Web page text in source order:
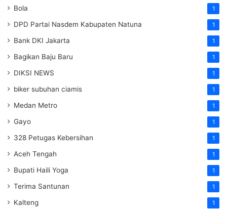
Bola 1
DPD Partai Nasdem Kabupaten Natuna 1
Bank DKI Jakarta 1
Bagikan Baju Baru 1
DIKSI NEWS 1
biker subuhan ciamis 1
Medan Metro 1
Gayo 1
328 Petugas Kebersihan 1
Aceh Tengah 1
Bupati Haili Yoga 1
Terima Santunan 1
Kalteng 1